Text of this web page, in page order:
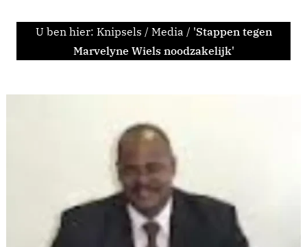
U ben hier: Knipsels / Media / 'Stappen tegen
Marvelyne Wiels noodzakelijk'